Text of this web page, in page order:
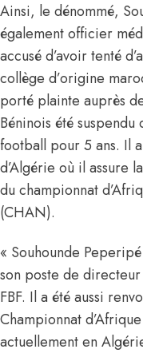
Ainsi, le dénommé,
également officier
accusé d’avoir tenté
collège d’origine
porté plainte auprès
Béninois été
football pour 5 ans. Il
d’Algérie où il assure
du championnat
(CHAN).
« Souhounde
son poste de
FBF. Il a été aussi
Championnat
actuellement en